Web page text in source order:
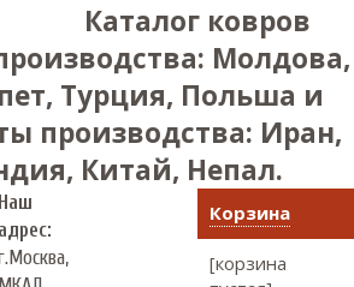
Каталог ковров
Молдова,
Турция, Польша и
производства: Иран,
Китай, Непал.
Наш
адрес:
Москва,
Корзина
[корзина